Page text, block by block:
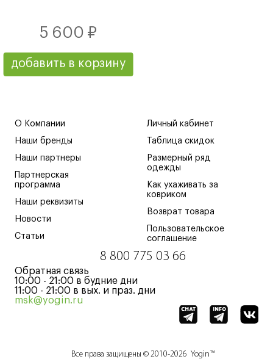
5 600 ₽
добавить в корзину
О Компании
Наши бренды
Наши партнеры
Партнерская
программа
Наши реквизиты
Новости
Статьи
Личный кабинет
Таблица скидок
Размерный ряд
одежды
Как ухаживать за
ковриком
Возврат товара
Пользовательское
соглашение
8 800 775 03 66
Обратная связь
10:00 - 21:00 в будние дни
11:00 - 21:00 в вых. и праз. дни
msk@yogin.ru
Все права защищены © 2010-2026 Yogin™